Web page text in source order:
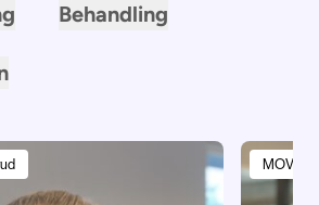
Behandling
MOVA